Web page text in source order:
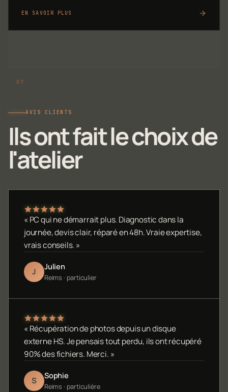
EN SAVOIR PLUS
AVIS CLIENTS
Ils ont fait le choix de
l'atelier
« PC qui ne démarrait plus. Diagnostic dans la
journée, devis clair, réparé en 48h. Vraie expertise,
vrais conseils. »
J Julien
Reims · particulier
« Récupération de photos depuis un disque
externe HS. Je pensais tout perdu, ils ont récupéré
90% des fichiers. Merci. »
S Sophie
Reims · particulière